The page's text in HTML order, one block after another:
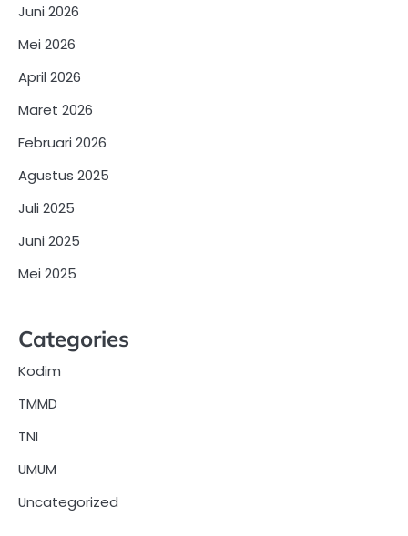
Juni 2026
Mei 2026
April 2026
Maret 2026
Februari 2026
Agustus 2025
Juli 2025
Juni 2025
Mei 2025
Categories
Kodim
TMMD
TNI
UMUM
Uncategorized